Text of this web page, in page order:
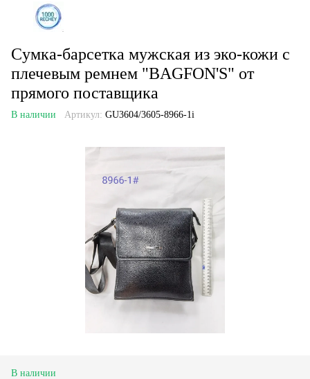
Cумка-барсетка мужская из эко-кожи с
плечевым ремнем "BAGFON'S" от
прямого поставщика
В наличии Артикул: GU3604/3605-8966-1i
В наличии